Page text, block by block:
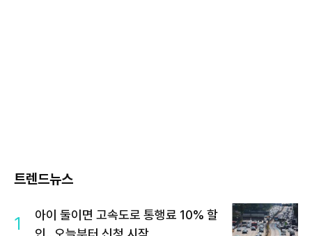
트렌드뉴스
1
아이 둘이면 고속도로 통행료 10% 할